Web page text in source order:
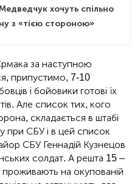
хочуть спільно
з «тією стороною»
за наступною
припустимо, 7-10
і бойовики готові їх
Але список тих, кого
складається в штабі
при СБУ і в цей список
СБУ Геннадій Кузнецов
солдат. А решта 15 –
проживають на окупованій